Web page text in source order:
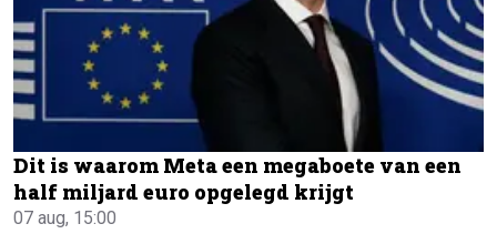
Dit is waarom Meta een megaboete van een
half miljard euro opgelegd krijgt
07 aug, 15:00